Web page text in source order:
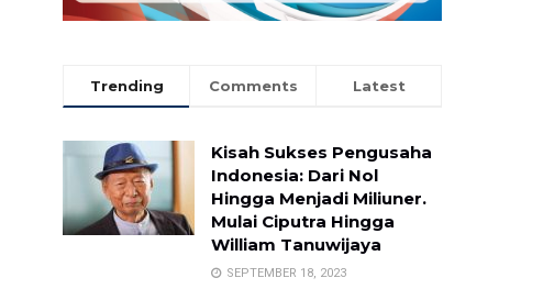
Trending Comments Latest
Kisah Sukses Pengusaha
Indonesia: Dari Nol
Hingga Menjadi Miliuner.
Mulai Ciputra Hingga
William Tanuwijaya
SEPTEMBER 18, 2023